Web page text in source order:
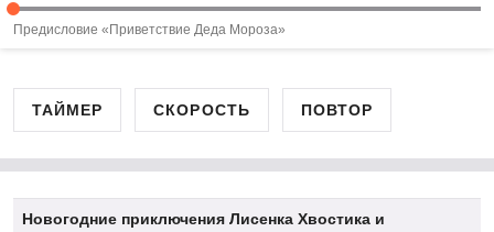
Предисловие «Приветствие Деда Мороза»
ТАЙМЕР СКОРОСТЬ ПОВТОР
Новогодние приключения Лисенка Хвостика и